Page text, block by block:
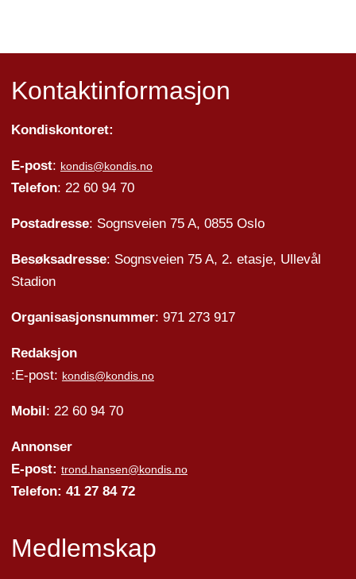
Kontaktinformasjon
Kondiskontoret:
E-post: kondis@kondis.no
Telefon: 22 60 94 70
Postadresse: Sognsveien 75 A, 0855 Oslo
Besøksadresse: Sognsveien 75 A, 2. etasje, Ullevål
Stadion
Organisasjonsnummer: 971 273 917
Redaksjon
:E-post: kondis@kondis.no
Mobil: 22 60 94 70
Annonser
E-post: trond.hansen@kondis.no
Telefon: 41 27 84 72
Medlemskap